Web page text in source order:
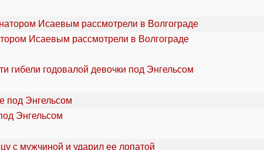
Исаевым рассмотрели в Волгограде
гибели годовалой девочки под Энгельсом
Энгельсом